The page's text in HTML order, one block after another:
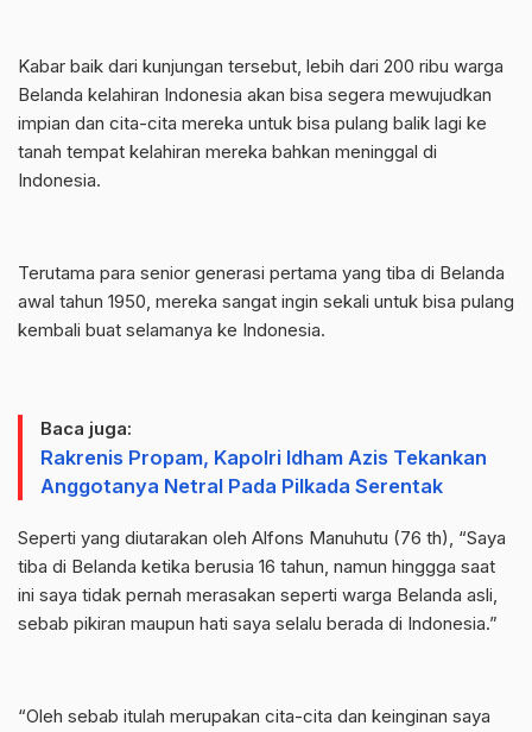
Kabar baik dari kunjungan tersebut, lebih dari 200 ribu warga
Belanda kelahiran Indonesia akan bisa segera mewujudkan
impian dan cita-cita mereka untuk bisa pulang balik lagi ke
tanah tempat kelahiran mereka bahkan meninggal di
Indonesia.
Terutama para senior generasi pertama yang tiba di Belanda
awal tahun 1950, mereka sangat ingin sekali untuk bisa pulang
kembali buat selamanya ke Indonesia.
Baca juga:
Rakrenis Propam, Kapolri Idham Azis Tekankan
Anggotanya Netral Pada Pilkada Serentak
Seperti yang diutarakan oleh Alfons Manuhutu (76 th), “Saya
tiba di Belanda ketika berusia 16 tahun, namun hinggga saat
ini saya tidak pernah merasakan seperti warga Belanda asli,
sebab pikiran maupun hati saya selalu berada di Indonesia.”
“Oleh sebab itulah merupakan cita-cita dan keinginan saya